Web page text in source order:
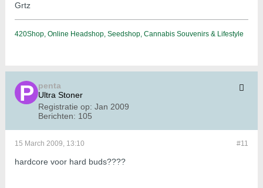
Grtz
420Shop, Online Headshop, Seedshop, Cannabis Souvenirs & Lifestyle
penta
Ultra Stoner
Registratie op: Jan 2009
Berichten: 105
#11
15 March 2009, 13:10
hardcore voor hard buds????